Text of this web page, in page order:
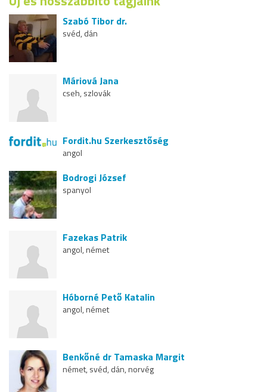
Szabó Tibor dr.
svéd, dán
Máriová Jana
cseh, szlovák
Fordit.hu Szerkesztőség
angol
Bodrogi József
spanyol
Fazekas Patrik
angol, német
Hóborné Pető Katalin
angol, német
Benkőné dr Tamaska Margit
német, svéd, dán, norvég